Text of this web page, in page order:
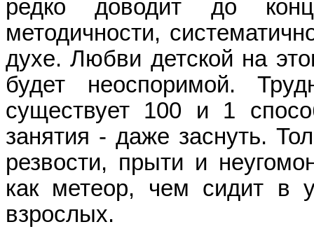
редко доводит до
методичности,
духе. Любви детской на
будет неоспоримой.
существует 100 и 1
занятия - даже заснуть.
резвости, прыти и
как метеор, чем сидит в
взрослых.